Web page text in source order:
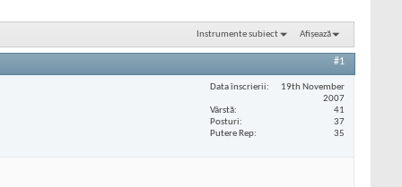
Instrumente subiect Afișează
#1
Data înscrierii
19th November
2007
Vârstă
41
Posturi
37
Putere Rep
35